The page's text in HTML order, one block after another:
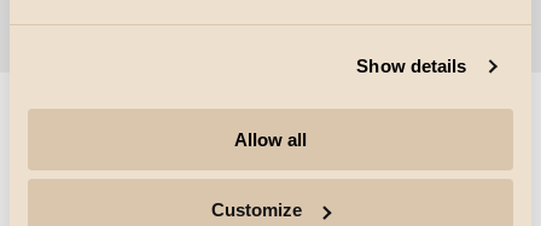
Show details
Allow all
Customize
Visa filter
Storlek på rutnätet
Skenor & Spotlights